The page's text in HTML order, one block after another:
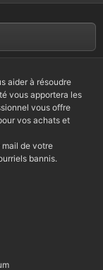
aider à résoudre
vous apportera les
vous offre
vos achats et
mail de votre
bannis.